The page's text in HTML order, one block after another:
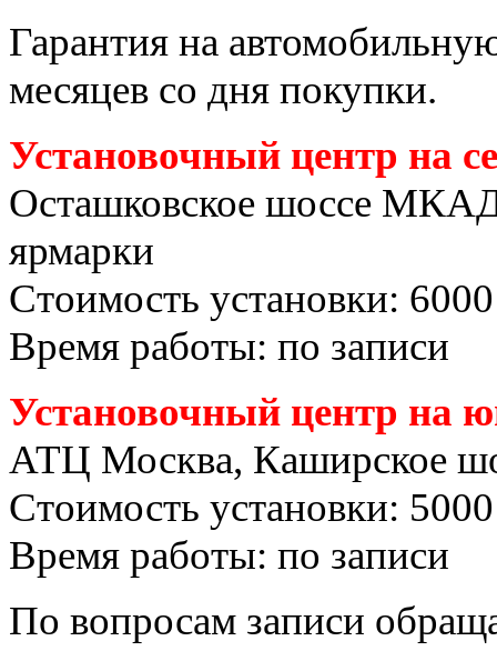
Гарантия на
месяцев со дня покупки.
Установочный центр на
Осташковское шоссе
ярмарки
Стоимость установки:
Время работы: по записи
Установочный центр на
АТЦ Москва, Каширское
Стоимость установки:
Время работы: по записи
По вопросам записи